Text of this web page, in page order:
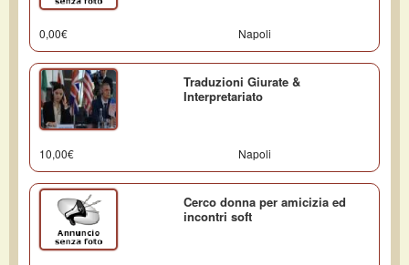
0,00€ Napoli
Traduzioni Giurate &
Interpretariato
10,00€ Napoli
Cerco donna per amicizia ed
incontri soft